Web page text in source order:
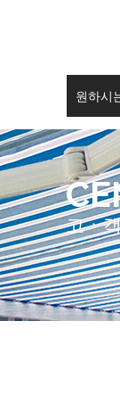
원하시
고ㆍ